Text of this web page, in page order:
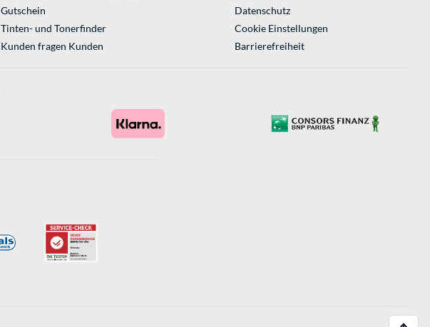
Gutschein
Tinten- und Tonerfinder
Kunden fragen Kunden
Datenschutz
Cookie Einstellungen
Barrierefreiheit